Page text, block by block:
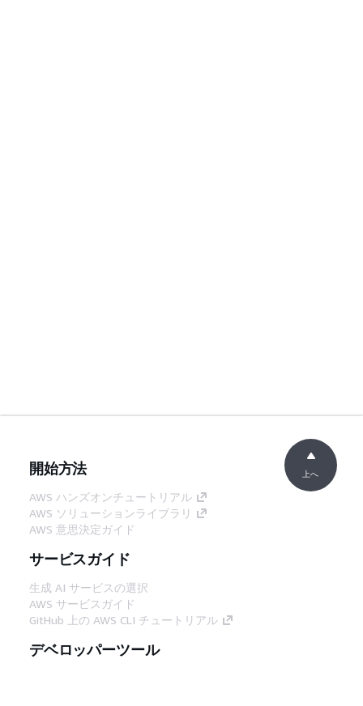
開始方法
AWS ハンズオンチュートリアル
AWS ソリューションライブラリ
AWS 意思決定ガイド
サービスガイド
生成 AI サービスの選択
AWS サービスガイド
GitHub 上の AWS CLI チュートリアル
デベロッパーツール
上へ